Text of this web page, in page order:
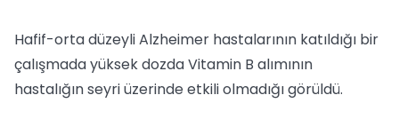
Hafif-orta düzeyli Alzheimer hastalarının katıldığı bir
çalışmada yüksek dozda Vitamin B alımının
hastalığın seyri üzerinde etkili olmadığı görüldü.